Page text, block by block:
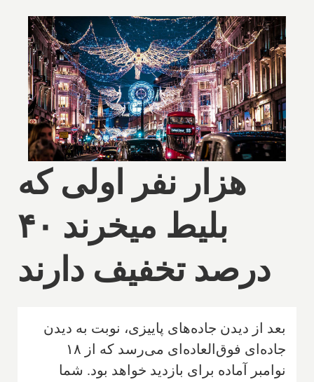
هزار نفر اولی که
بلیط میخرند ۴۰
درصد تخفیف دارند
بعد از دیدن جاده‌های پاییزی، نوبت به دیدن
جاده‌ای فوق‌العاده‌ای می‌رسد که از ۱۸
نوامبر آماده برای بازدید خواهد بود. شما